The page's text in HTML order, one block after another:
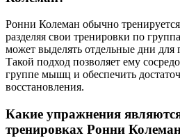
Ронни Колеман обычно
разделяя свои тренировки по
может выделять отдельные дни для
Такой подход позволяет ему
группе мышц и обеспечить
восстановления.
Какие упражнения
тренировках Ронни